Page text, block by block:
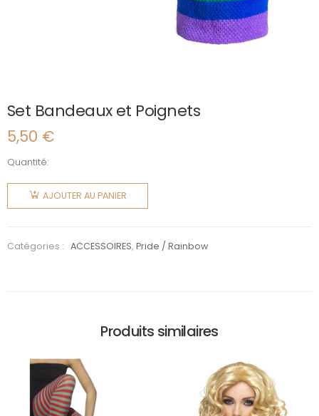
Set Bandeaux et Poignets
5,50 €
Quantité:
quantité
de Set
Bandeaux
Poignets
AJOUTER AU PANIER
Catégories : ACCESSOIRES,Pride / Rainbow
Produits similaires